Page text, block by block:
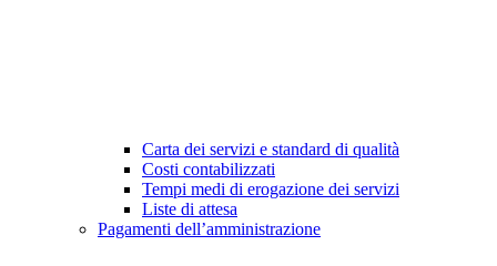
Carta dei servizi e standard di qualità
Costi contabilizzati
Tempi medi di erogazione dei servizi
Liste di attesa
Pagamenti dell’amministrazione